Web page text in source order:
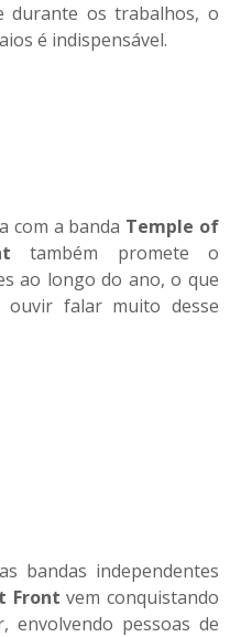
durante os trabalhos, o
é indispensável.
com a banda Temple of
também promete o
ao longo do ano, o que
ouvir falar muito desse
bandas independentes
Front vem conquistando
envolvendo pessoas de